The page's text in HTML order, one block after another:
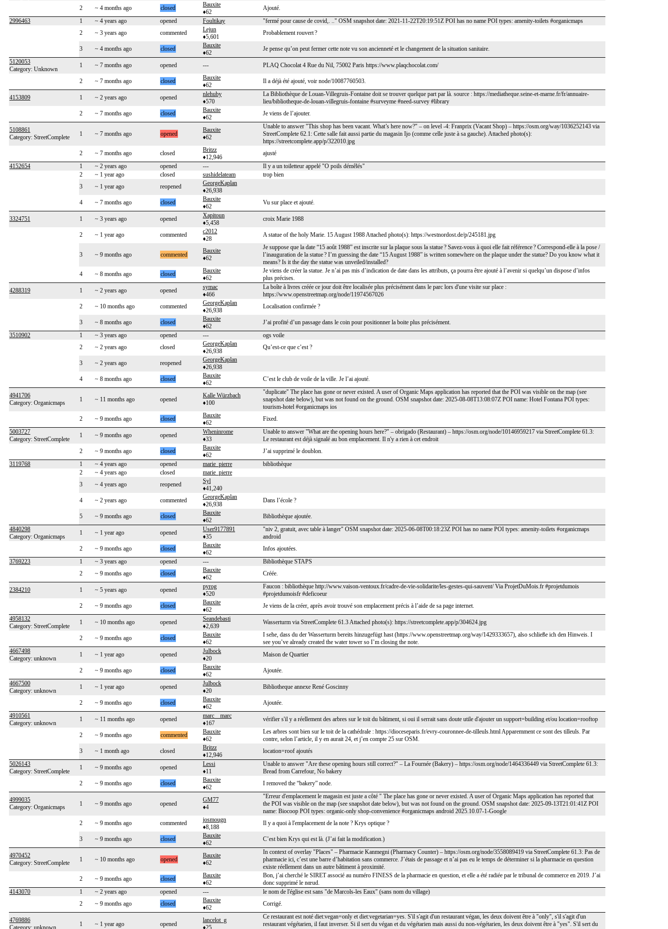
2 ~ 4 months ago closed
Bauxite
♦62
Ajouté.
2996463
1 ~ 4 years ago opened Foultikay
"fermé pour cause de covid,. .." OSM snapshot date: 2021-11-22T20:19:51Z POI has no name POI types: amenity-toilets #organicmaps
2
~ 3 years ago commented
Lejun
♦5,601
Probablement rouvert ?
3 ~ 4 months ago closed
Bauxite
♦62
Je pense qu’on peut fermer cette note vu son ancienneté et le changement de la situation sanitaire.
5120053
Category: Unknown
1 ~ 7 months ago opened --- PLAQ Chocolat 4 Rue du Nil, 75002 Paris https://www.plaqchocolat.com/
2 ~ 7 months ago closed
Bauxite
♦62
Il a déjà été ajouté, voir node/10087760503.
4153809 1 ~ 2 years ago opened
nlehuby
♦570
La Bibliothèque de Louan-Villegruis-Fontaine doit se trouver quelque part par là. source : https://mediatheque.seine-et-marne.fr/fr/annuaire-
lieu/bibliotheque-de-louan-villegruis-fontaine #surveyme #need-survey #library
2
~ 7 months ago closed
Bauxite
♦62
Je viens de l’ajouter.
5108861
Category: StreetComplete
1 ~ 7 months ago opened
Bauxite
♦62
Unable to answer "This shop has been vacant. What’s here now?" – on level -4: Franprix (Vacant Shop) – https://osm.org/way/1036252143 via
StreetComplete 62.1: Cette salle fait aussi partie du magasin Ijo (comme celle juste à sa gauche). Attached photo(s):
https://streetcomplete.app/p/322010.jpg
2
~ 7 months ago closed
Britzz
♦12,946
ajusté
4152654
1 ~ 2 years ago opened ---
Il y a un toiletteur appelé "O poils démêlés"
2
~ 1 year ago closed sushidelateam
trop bien
3
~ 1 year ago reopened
GeorgeKaplan
♦26,938
4
~ 7 months ago closed
Bauxite
♦62
Vu sur place et ajouté.
3324751 1 ~ 3 years ago opened
Xapitoun
♦5,458
croix Marie 1988
2 ~ 1 year ago commented
c2012
♦28
A statue of the holy Marie. 15 August 1988 Attached photo(s): https://westnordost.de/p/245181.jpg
3 ~ 9 months ago commented
Bauxite
♦62
Je suppose que la date “15 août 1988” est inscrite sur la plaque sous la statue ? Savez-vous à quoi elle fait référence ? Correspond-elle à la pose /
l’inauguration de la statue ? I’m guessing the date “15 August 1988” is written somewhere on the plaque under the statue? Do you know what it
means? Is it the day the statue was unveiled/installed?
4
~ 8 months ago closed
Bauxite
♦62
Je viens de créer la statue. Je n’ai pas mis d’indication de date dans les attributs, ça pourra être ajouté à l’avenir si quelqu’un dispose d’infos
plus précises.
4288319
1 ~ 2 years ago opened
symac
♦466
La boîte à livres créée ce jour doit être localisée plus précisément dans le parc lors d'une visite sur place :
https://www.openstreetmap.org/node/11974567026
2
~ 10 months ago commented
GeorgeKaplan
♦26,938
Localisation confirmée ?
3 ~ 8 months ago closed
Bauxite
♦62
J’ai profité d’un passage dans le coin pour positionner la boite plus précisément.
3510902
1 ~ 3 years ago opened ---
ogs voile
2
~ 2 years ago closed
GeorgeKaplan
♦26,938
Qu’est-ce que c’est ?
3 ~ 2 years ago reopened
GeorgeKaplan
♦26,938
4
~ 8 months ago closed
Bauxite
♦62
C’est le club de voile de la ville. Je l’ai ajouté.
4941706
Category: Organicmaps
1 ~ 11 months ago opened
Kalle Würzbach
♦100
"duplicate" The place has gone or never existed. A user of Organic Maps application has reported that the POI was visible on the map (see
snapshot date below), but was not found on the ground. OSM snapshot date: 2025-08-08T13:08:07Z POI name: Hotel Fontana POI types:
tourism-hotel #organicmaps ios
2
~ 9 months ago closed
Bauxite
♦62
Fixed.
5003727
Category: StreetComplete
1 ~ 9 months ago opened
Wheninrome
♦33
Unable to answer "What are the opening hours here?" – obrigado (Restaurant) – https://osm.org/node/10146959217 via StreetComplete 61.3:
Le restaurant est déjà signalé au bon emplacement. Il n'y a rien à cet endroit
2
~ 9 months ago closed
Bauxite
♦62
J’ai supprimé le doublon.
3119768
1 ~ 4 years ago opened marie_pierre
bibliothèque
2
~ 4 years ago closed
marie_pierre
3
~ 4 years ago reopened
Syl
♦41,240
4
~ 2 years ago commented
GeorgeKaplan
♦26,938
Dans l’école ?
5 ~ 9 months ago closed
Bauxite
♦62
Bibliothèque ajoutée.
4840298
Category: Organicmaps
1 ~ 1 year ago opened
User9177891
♦35
"niv 2, gratuit, avec table à langer" OSM snapshot date: 2025-06-08T00:18:23Z POI has no name POI types: amenity-toilets #organicmaps
android
2
~ 9 months ago closed
Bauxite
♦62
Infos ajoutées.
3769223
1 ~ 3 years ago opened ---
Bibliothèque STAPS
2
~ 9 months ago closed
Bauxite
♦62
Créée.
2384210 1 ~ 5 years ago opened
pyrog
♦520
Faucon : bibliothèque http://www.vaison-ventoux.fr/cadre-de-vie-solidarite/les-gestes-qui-sauvent/ Via ProjetDuMois.fr #projetdumois
#projetdumoisfr #deficoeur
2
~ 9 months ago closed
Bauxite
♦62
Je viens de la créer, après avoir trouvé son emplacement précis à l’aide de sa page internet.
4958132
Category: StreetComplete
1 ~ 10 months ago opened
Seandebasti
♦2,639
Wasserturm via StreetComplete 61.3 Attached photo(s): https://streetcomplete.app/p/304624.jpg
2 ~ 9 months ago closed
Bauxite
♦62
I sehe, dass du der Wasserturm bereits hinzugefügt hast (https://www.openstreetmap.org/way/1429333657), also schließe ich den Hinweis. I
see you’ve already created the water tower so I’m closing the note.
4667498
Category: unknown
1 ~ 1 year ago opened
Julbock
♦20
Maison de Quartier
2 ~ 9 months ago closed
Bauxite
♦62
Ajoutée.
4667500
Category: unknown
1 ~ 1 year ago opened
Julbock
♦20
Bibliotheque annexe René Goscinny
2 ~ 9 months ago closed
Bauxite
♦62
Ajoutée.
4910561
Category: unknown
1 ~ 11 months ago opened
marc__marc
♦167
vérifier s'il y a réellement des arbres sur le toit du bâtiment, si oui il serrait sans doute utile d'ajouter un support=building et/ou location=rooftop
2 ~ 9 months ago commented
Bauxite
♦62
Les arbres sont bien sur le toit de la cathédrale : https://dioceseparis.fr/evry-couronnee-de-tilleuls.html Apparemment ce sont des tilleuls. Par
contre, selon l’article, il y en aurait 24, et j’en compte 25 sur OSM.
3
~ 1 month ago closed
Britzz
♦12,946
location=roof ajoutés
5026143
Category: StreetComplete
1 ~ 9 months ago opened
Lessi
♦11
Unable to answer "Are these opening hours still correct?" – La Fournée (Bakery) – https://osm.org/node/1464336449 via StreetComplete 61.3:
Bread from Carrefour, No bakery
2
~ 9 months ago closed
Bauxite
♦62
I removed the “bakery” node.
4999035
Category: Organicmaps
1 ~ 9 months ago opened
GM77
♦4
"Erreur d'emplacement le magasin est juste a côté " The place has gone or never existed. A user of Organic Maps application has reported that
the POI was visible on the map (see snapshot date below), but was not found on the ground. OSM snapshot date: 2025-09-13T21:01:41Z POI
name: Biocoop POI types: organic-only shop-convenience #organicmaps android 2025.10.07-1-Google
2
~ 9 months ago commented
josmougn
♦8,188
Il y a quoi à l'emplacement de la note ? Krys optique ?
3 ~ 9 months ago closed
Bauxite
♦62
C’est bien Krys qui est là. (J’ai fait la modification.)
4970452
Category: StreetComplete
1 ~ 10 months ago opened
Bauxite
♦62
In context of overlay "Places" – Pharmacie Kanmegni (Pharmacy Counter) – https://osm.org/node/3558089419 via StreetComplete 61.3: Pas de
pharmacie ici, c’est une barre d’habitation sans commerce. J’étais de passage et n’ai pas eu le temps de déterminer si la pharmacie en question
existe réellement dans un autre bâtiment à proximité.
2
~ 9 months ago closed
Bauxite
♦62
Bon, j’ai cherché le SIRET associé au numéro FINESS de la pharmacie en question, et elle a été radiée par le tribunal de commerce en 2019. J’ai
donc supprimé le nœud.
4143070
1 ~ 2 years ago opened ---
le nom de l'église est sans "de Marcols-les Eaux" (sans nom du village)
2
~ 9 months ago closed
Bauxite
♦62
Corrigé.
4769886
Category: unknown
1 ~ 1 year ago opened
lancelot_g
♦25
Ce restaurant est noté diet:vegan=only et diet:vegetarian=yes. S'il s'agit d'un restaurant végan, les deux doivent être à "only", s'il s'agit d'un
restaurant végétarien, il faut inverser. Si il sert du végan et du végétarien mais aussi du non-végétarien, les deux doivent être à "yes". S'il sert du